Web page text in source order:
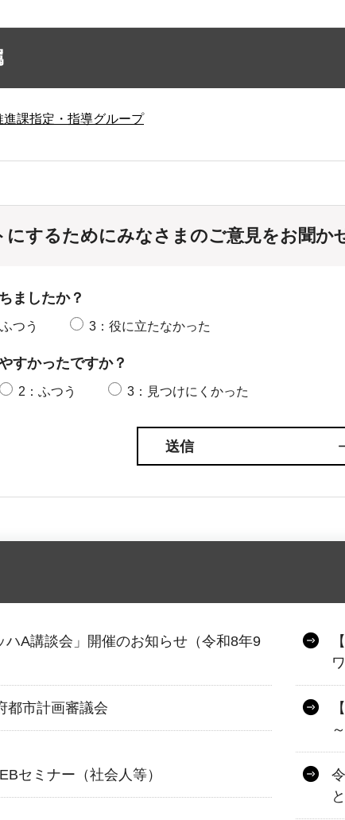
課指定・指導グループ
にするためにみなさまのご意見をお聞か
ましたか？
つう 3：役に立たなかった
すかったですか？
2：ふつう 3：見つけにくかった
ハA講談会」開催のお知らせ（令和8年9
都市計画審議会
セミナー（社会人等）